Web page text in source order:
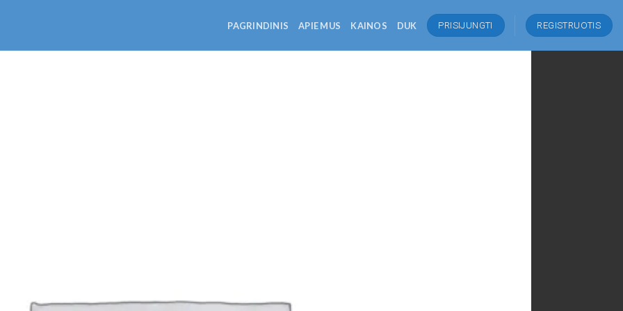
PAGRINDINIS APIE MUS KAINOS DUK PRISIJUNGTI REGISTRUOTIS